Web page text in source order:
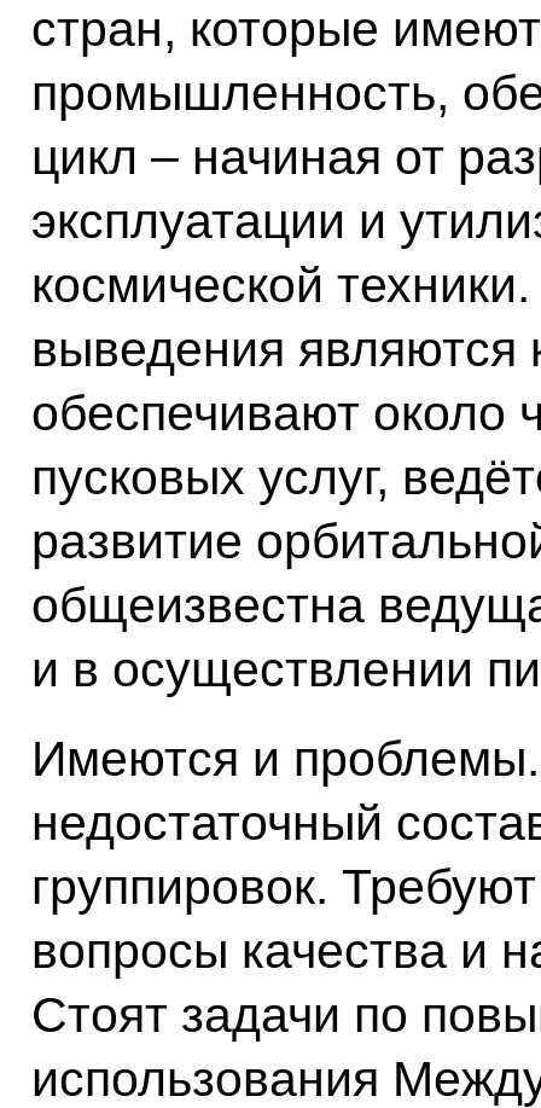
стран, которые
промышленность,
цикл – начиная от
эксплуатации и
космической
выведения являются
обеспечивают около
пусковых услуг,
развитие
общеизвестна
и в осуществлении
Имеются и
недостаточный
группировок.
вопросы качества и
Стоят задачи по
использования